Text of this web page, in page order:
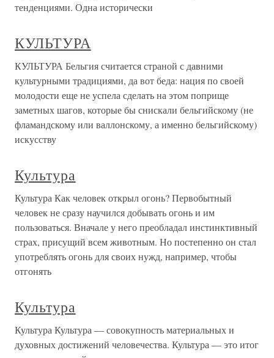
тенденциями. Одна исторически
КУЛЬТУРА
КУЛЬТУРА Бельгия считается страной с давними
культурными традициями, да вот беда: нация по своей
молодости еще не успела сделать на этом поприще
заметных шагов, которые бы снискали бельгийскому (не
фламандскому или валлонскому, а именно бельгийскому)
искусству
Культура
Культура Как человек открыл огонь? Первобытный
человек не сразу научился добывать огонь и им
пользоваться. Вначале у него преобладал инстинктивный
страх, присущий всем животным. Но постепенно он стал
употреблять огонь для своих нужд, например, чтобы
отгонять
Культура
Культура Культура — совокупность материальных и
духовных достижений человечества. Культура — это итог